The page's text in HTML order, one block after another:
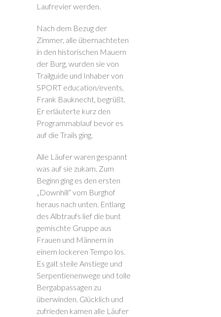
Laufrevier werden.
Nach dem Bezug der
Zimmer, alle übernachteten
in den historischen Mauern
der Burg, wurden sie von
Trailguide und Inhaber von
SPORT education/events,
Frank Bauknecht, begrüßt.
Er erläuterte kurz den
Programmablauf bevor es
auf die Trails ging.
Alle Läufer waren gespannt
was auf sie zukam. Zum
Beginn ging es den ersten
„Downhill“ vom Burghof
heraus nach unten. Entlang
des Albtraufs lief die bunt
gemischte Gruppe aus
Frauen und Männern in
einem lockeren Tempo los.
Es galt steile Anstiege und
Serpentienenwege und tolle
Bergabpassagen zu
überwinden. Glücklich und
zufrieden kamen alle Läufer